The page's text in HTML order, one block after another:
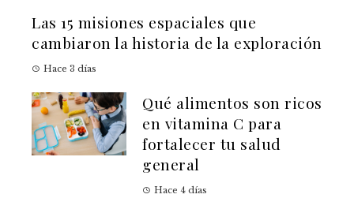
Las 15 misiones espaciales que
cambiaron la historia de la exploración
Hace 3 días
Qué alimentos son ricos
en vitamina C para
fortalecer tu salud
general
Hace 4 días